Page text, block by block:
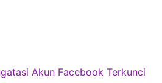
Akun Facebook Terkunci